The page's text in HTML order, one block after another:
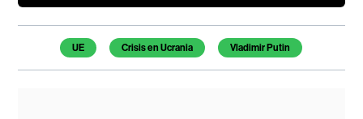
Temas de este artículo
UE Crisis en Ucrania Vladimir Putin